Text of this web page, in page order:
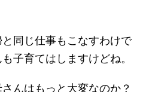
同じ仕事もこなすわけで
子育てはしますけどね。
んはもっと大変なのか？